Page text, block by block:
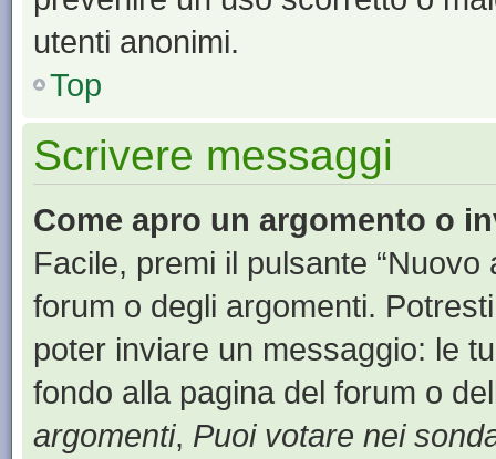
utenti anonimi.
Top
Scrivere messaggi
Come apro un argomento o
Facile, premi il pulsante
forum o degli argomenti.
poter inviare un messaggio: le
fondo alla pagina del forum o
argomenti, Puoi votare nei